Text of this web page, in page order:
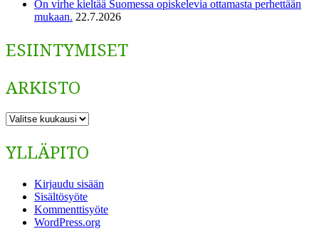
On virhe kieltää Suomessa opiskelevia ottamasta perhettään
mukaan. 22.7.2026
ESIINTYMISET
ARKISTO
ARKISTO
YLLÄPITO
Kirjaudu sisään
Sisältösyöte
Kommenttisyöte
WordPress.org